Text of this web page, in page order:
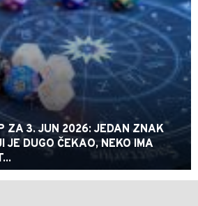
ZA 3. JUN 2026: JEDAN ZNAK
JE DUGO ČEKAO, NEKO IMA